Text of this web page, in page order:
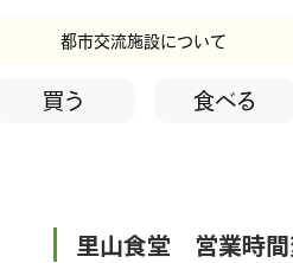
都市交流施設について
買う 食べる
里山食堂 営業時間